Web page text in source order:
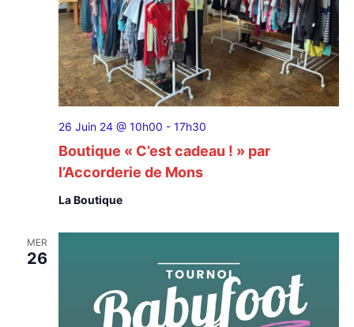
Boutique « C’est cadeau ! » par
l’Accorderie de Mons
26 Juin 24 @ 10h00 - 17h30
La Boutique
MER
26